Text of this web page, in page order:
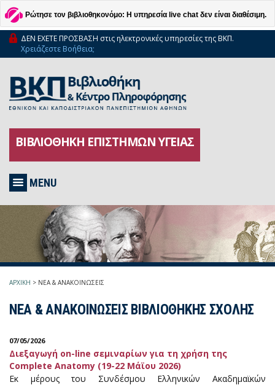
Ρώτησε τον βιβλιοθηκονόμο: Η υπηρεσία live chat δεν είναι διαθέσιμη.
ΔΕΝ ΕΧΕΤΕ ΠΡΟΣΒΑΣΗ στις ηλεκτρονικές υπηρεσίες της ΒΚΠ.
Χρειάζεστε Βοήθεια;
ΒΙΒΛΙΟΘΗΚΗ ΕΠΙΣΤΗΜΩΝ ΥΓΕΙΑΣ
MENU
ΑΡΧΙΚΗ > ΝΕΑ & ΑΝΑΚΟΙΝΩΣΕΙΣ
ΝΕΑ & ΑΝΑΚΟΙΝΩΣΕΙΣ ΒΙΒΛΙΟΘΗΚΗΣ ΣΧΟΛΗΣ
07/05/2026
Διεξαγωγή on-line σεμιναρίων για τη χρήση της
Complete Anatomy (19-22 Μάϊου 2026)
Εκ μέρους του Συνδέσμου Ελληνικών Ακαδημαϊκών